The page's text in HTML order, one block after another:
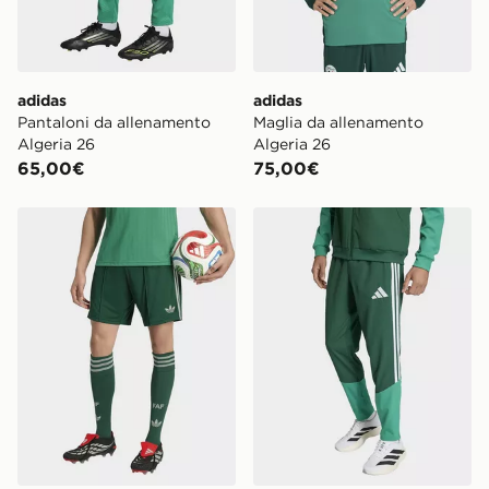
adidas
Pantaloni da allenamento
Algeria 26
65,00€
adidas
Maglia da allenamento
Algeria 26
75,00€
adidas Short Away Algeria 26adidas Pantaloni da